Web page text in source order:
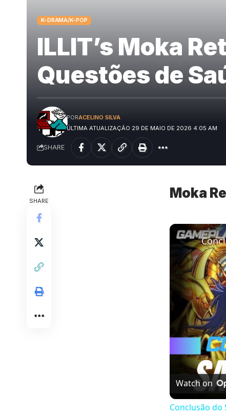
K-DRAMA/K-POP
ILLIT’s Moka
Questões de
ÚLTIMA ATUALIZAÇÃO 29 DE MAIO DE 2026 4:05 AM
PORACELINO SILVA
SHARE
SHARE Moka
Watch on
Conclusão do